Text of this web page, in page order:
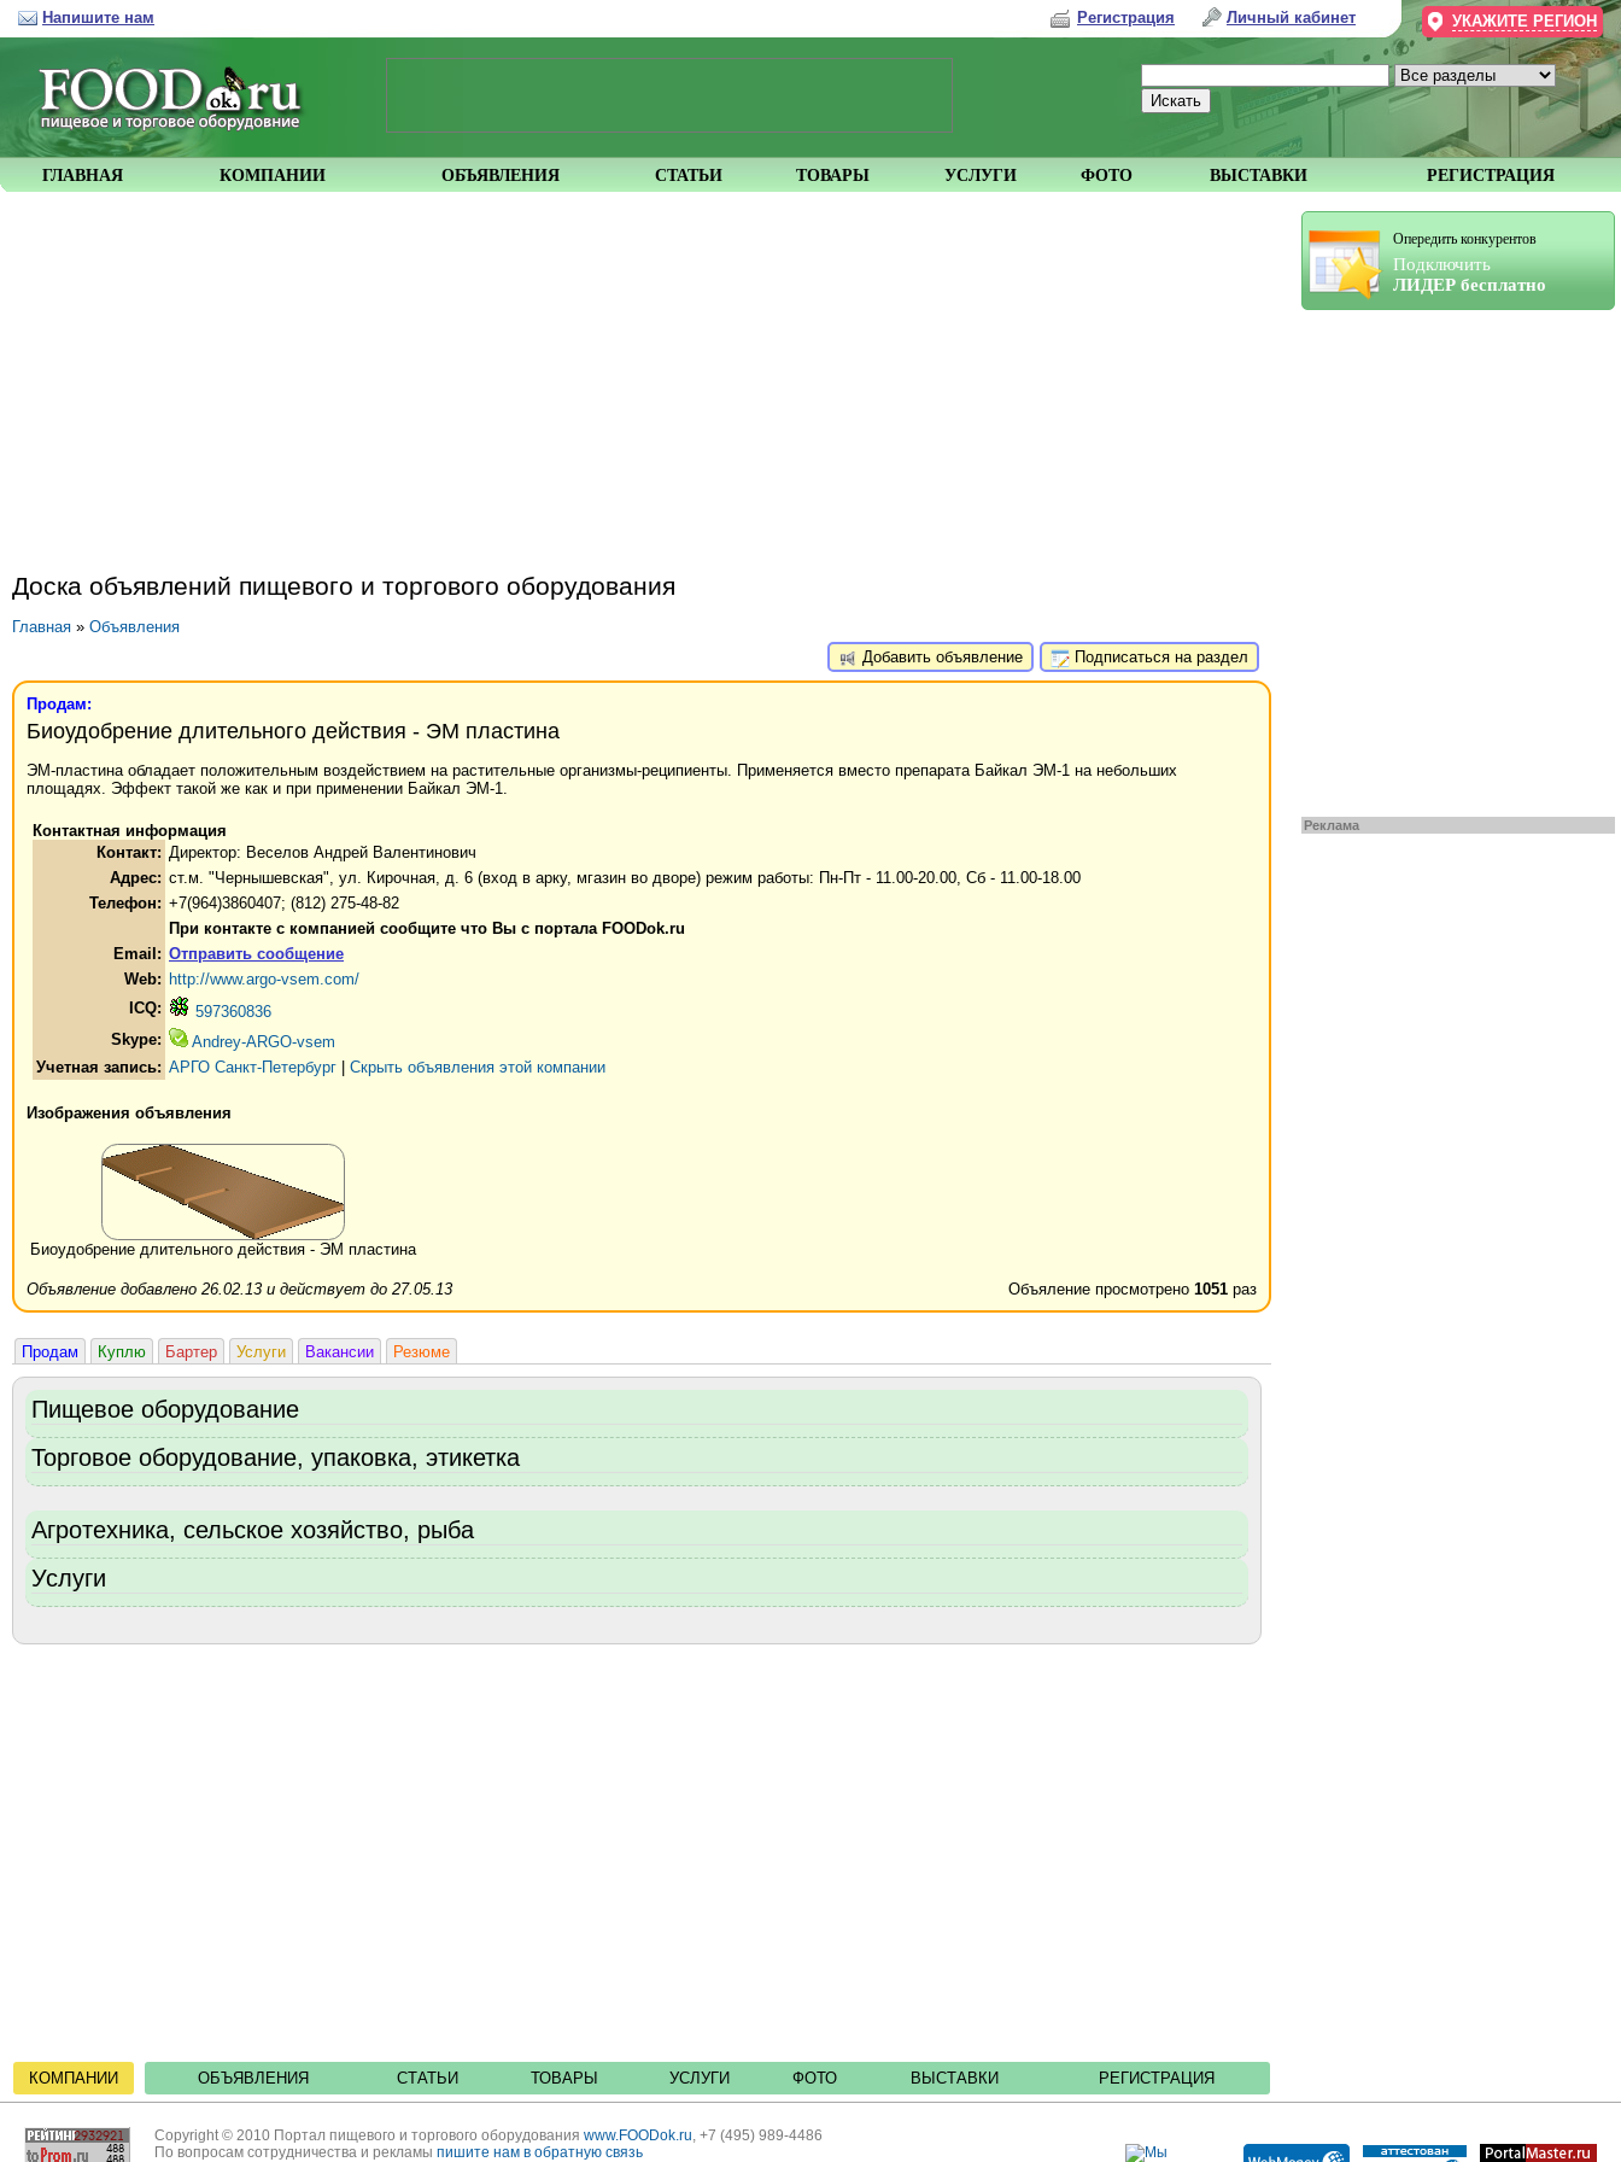
Опередить конкурентов
Подключить
ЛИДЕР бесплатно
Реклама
Доска объявлений пищевого и торгового оборудования
Главная » Объявления
Добавить объявление
Подписаться на раздел
Продам:
Биоудобрение длительного действия - ЭМ пластина
ЭМ-пластина обладает положительным воздействием на растительные организмы-реципиенты. Применяется вместо препарата Байкал ЭМ-1 на небольших
площадях. Эффект такой же как и при применении Байкал ЭМ-1.
Контактная информация
Контакт: Директор: Веселов Андрей Валентинович
Адрес: ст.м. "Чернышевская", ул. Кирочная, д. 6 (вход в арку, мгазин во дворе) режим работы: Пн-Пт - 11.00-20.00, Сб - 11.00-18.00
Телефон: +7(964)3860407; (812) 275-48-82
При контакте с компанией сообщите что Вы с портала FOODok.ru
Email: Отправить сообщение
Web: http://www.argo-vsem.com/
ICQ:
597360836
Skype:
Andrey-ARGO-vsem
Учетная запись: АРГО Санкт-Петербург Скрыть объявления этой компании
Изображения объявления
Биоудобрение длительного действия - ЭМ пластина
Объяление просмотрено 1051 раз
Объявление добавлено 26.02.13 и действует до 27.05.13
Продам Куплю Бартер Услуги Вакансии Резюме
Пищевое оборудование
Торговое оборудование, упаковка, этикетка
Агротехника, сельское хозяйство, рыба
Услуги
КОМПАНИИ ОБЪЯВЛЕНИЯ СТАТЬИ ТОВАРЫ УСЛУГИ ФОТО ВЫСТАВКИ РЕГИСТРАЦИЯ
ГЛАВНАЯ КОМПАНИИ ОБЪЯВЛЕНИЯ СТАТЬИ ТОВАРЫ УСЛУГИ ФОТО ВЫСТАВКИ РЕГИСТРАЦИЯ
Напишите нам Личный кабинет
Регистрация УКАЖИТЕ РЕГИОН
Copyright © 2010 Портал пищевого и торгового оборудования www.FOODok.ru, +7 (495) 989-4486
По вопросам сотрудничества и рекламы пишите нам в обратную связь